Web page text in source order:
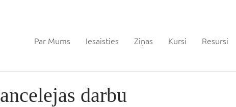
Par Mums Iesaisties Ziņas Kursi Resursi
darbu